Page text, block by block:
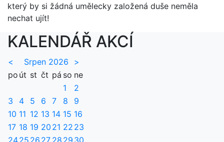
který by si žádná umělecky založená duše neměla
nechat ujít!
KALENDÁŘ AKCÍ
< Srpen 2026
>
po út st čt pá so ne
1
2
3
4 5 6 7 8
9
10 11 12 13 14 15 16
17 18 19 20 21 22 23
2425 26 27 28 29 30